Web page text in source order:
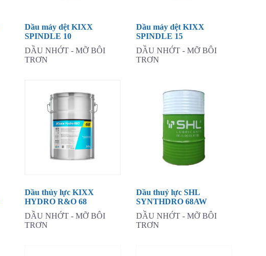
Dầu máy dệt KIXX
SPINDLE 10
DẦU NHỚT - MỠ BÔI
TRƠN
Dầu máy dệt KIXX
SPINDLE 15
DẦU NHỚT - MỠ BÔI
TRƠN
Dầu thủy lực KIXX
HYDRO R&O 68
DẦU NHỚT - MỠ BÔI
TRƠN
Dầu thuỷ lực SHL
SYNTHDRO 68AW
DẦU NHỚT - MỠ BÔI
TRƠN